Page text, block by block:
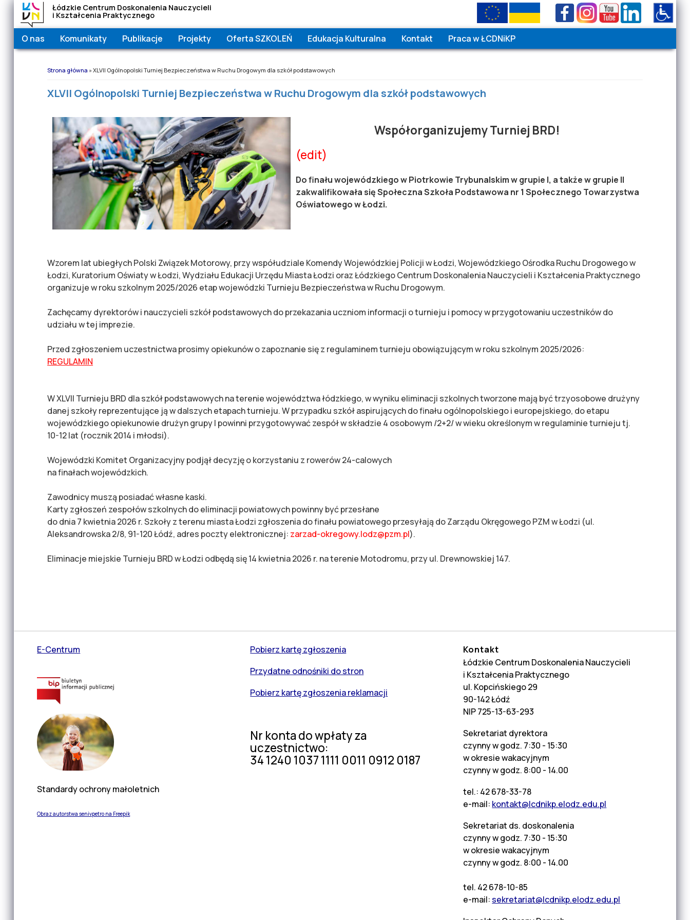
Łódzkie Centrum Doskonalenia Nauczycieli
i Kształcenia Praktycznego
Wielkość czcionki Kontrast
O nas Komunikaty Publikacje Projekty Oferta SZKOLEŃ Edukacja Kulturalna Kontakt Praca w ŁCDNiKP
Jesteś tutaj
Strona główna » XLVII Ogólnopolski Turniej Bezpieczeństwa w Ruchu Drogowym dla szkół podstawowych
XLVII Ogólnopolski Turniej Bezpieczeństwa w Ruchu Drogowym dla szkół podstawowych
Współorganizujemy Turniej BRD!
(edit)
Do finału wojewódzkiego w Piotrkowie Trybunalskim w grupie I, a także w grupie II
zakwalifikowała się Społeczna Szkoła Podstawowa nr 1 Społecznego Towarzystwa
Oświatowego w Łodzi.
Wzorem lat ubiegłych Polski Związek Motorowy, przy współudziale Komendy Wojewódzkiej Policji w Łodzi, Wojewódzkiego Ośrodka Ruchu Drogowego w
Łodzi, Kuratorium Oświaty w Łodzi, Wydziału Edukacji Urzędu Miasta Łodzi oraz Łódzkiego Centrum Doskonalenia Nauczycieli i Kształcenia Praktycznego
organizuje w roku szkolnym 2025/2026 etap wojewódzki Turnieju Bezpieczeństwa w Ruchu Drogowym.
Zachęcamy dyrektorów i nauczycieli szkół podstawowych do przekazania uczniom informacji o turnieju i pomocy w przygotowaniu uczestników do
udziału w tej imprezie.
Przed zgłoszeniem uczestnictwa prosimy opiekunów o zapoznanie się z regulaminem turnieju obowiązującym w roku szkolnym 2025/2026:
REGULAMIN
W XLVII Turnieju BRD dla szkół podstawowych na terenie województwa łódzkiego, w wyniku eliminacji szkolnych tworzone mają być trzyosobowe drużyny
danej szkoły reprezentujące ją w dalszych etapach turnieju. W przypadku szkół aspirujących do finału ogólnopolskiego i europejskiego, do etapu
wojewódzkiego opiekunowie drużyn grupy I powinni przygotowywać zespół w składzie 4 osobowym /2+2/ w wieku określonym w regulaminie turnieju tj.
10-12 lat (rocznik 2014 i młodsi).
Wojewódzki Komitet Organizacyjny podjął decyzję o korzystaniu z rowerów 24-calowych
na finałach wojewódzkich.
Zawodnicy muszą posiadać własne kaski.
Karty zgłoszeń zespołów szkolnych do eliminacji powiatowych powinny być przesłane
do dnia 7 kwietnia 2026 r. Szkoły z terenu miasta Łodzi zgłoszenia do finału powiatowego przesyłają do Zarządu Okręgowego PZM w Łodzi (ul.
Aleksandrowska 2/8, 91-120 Łódź, adres poczty elektronicznej: zarzad-okregowy.lodz@pzm.pl).
Eliminacje miejskie Turnieju BRD w Łodzi odbędą się 14 kwietnia 2026 r. na terenie Motodromu, przy ul. Drewnowskiej 147.
E-Centrum
Standardy ochrony małoletnich
Obraz autorstwa senivpetro na Freepik
Pobierz kartę zgłoszenia
Przydatne odnośniki do stron
Pobierz kartę zgłoszenia reklamacji
Nr konta do wpłaty za
uczestnictwo:
34 1240 1037 1111 0011 0912 0187
Kontakt
Łódzkie Centrum Doskonalenia Nauczycieli
i Kształcenia Praktycznego
ul. Kopcińskiego 29
90-142 Łódź
NIP 725-13-63-293
Sekretariat dyrektora
czynny w godz. 7:30 - 15:30
w okresie wakacyjnym
czynny w godz. 8:00 - 14.00
tel.: 42 678-33-78
e-mail: kontakt@lcdnikp.elodz.edu.pl
Sekretariat ds. doskonalenia
czynny w godz. 7:30 - 15:30
w okresie wakacyjnym
czynny w godz. 8:00 - 14.00
tel. 42 678-10-85
e-mail:sekretariat@lcdnikp.elodz.edu.pl